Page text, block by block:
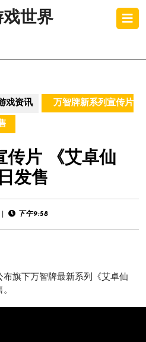
世界
戏资讯 万智牌新系列宣传片
传片 《艾卓仙
发售
下午9:58
旗下万智牌最新系列《艾卓仙